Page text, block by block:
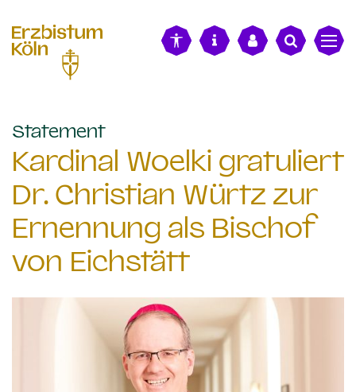
Statement:
Kardinal Woelki gratuliert
Dr. Christian Würtz zur
Ernennung als Bischof
von Eichstätt